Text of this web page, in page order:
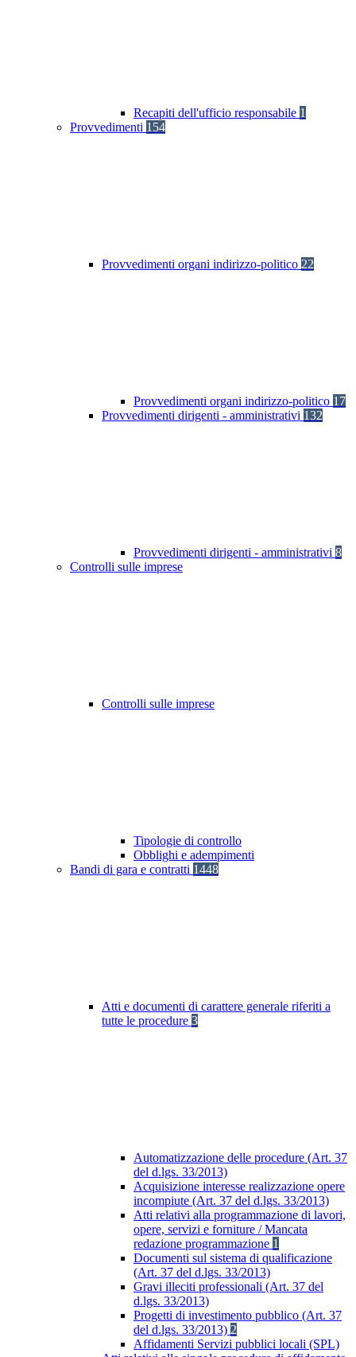
Recapiti dell'ufficio responsabile 1
Provvedimenti 154
Provvedimenti organi indirizzo-politico 22
Provvedimenti organi indirizzo-politico 17
Provvedimenti dirigenti - amministrativi 132
Provvedimenti dirigenti - amministrativi 8
Controlli sulle imprese
Controlli sulle imprese
Tipologie di controllo
Obblighi e adempimenti
Bandi di gara e contratti 1448
Atti e documenti di carattere generale riferiti a
tutte le procedure 3
Automatizzazione delle procedure (Art. 37
del d.lgs. 33/2013)
Acquisizione interesse realizzazione opere
incompiute (Art. 37 del d.lgs. 33/2013)
Atti relativi alla programmazione di lavori,
opere, servizi e forniture / Mancata
redazione programmazione 1
Documenti sul sistema di qualificazione
(Art. 37 del d.lgs. 33/2013)
Gravi illeciti professionali (Art. 37 del
d.lgs. 33/2013)
Progetti di investimento pubblico (Art. 37
del d.lgs. 33/2013) 2
Affidamenti Servizi pubblici locali (SPL)